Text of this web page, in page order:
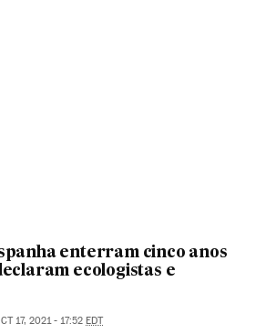
enterram cinco anos
ecologistas e
17, 2021 - 17:52 EDT